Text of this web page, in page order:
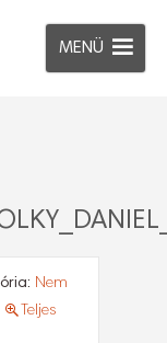
MENÜ
Nem
Teljes